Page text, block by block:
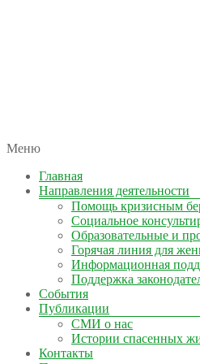
КОЛЫМА — ЗА ЖИЗНЬ
автономная некоммерческая
Меню
Главная
Направления деятельности
Помощь кризисным
Социальное
Образовательные и
Горячая линия для
Информационная
Поддержка
События
Публикации
СМИ о нас
Истории спасенных
Контакты